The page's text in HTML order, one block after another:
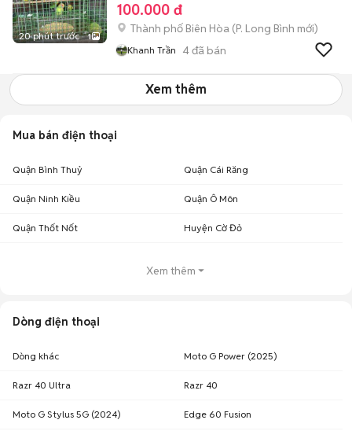
20 phút trước 1
100.000 đ
Thành phố Biên Hòa (P. Long Bình mới)
Khanh Trần 4đã bán
Xem thêm
Mua bán điện thoại
Quận Bình Thuỷ Quận Cái Răng
Quận Ninh Kiều Quận Ô Môn
Quận Thốt Nốt Huyện Cờ Đỏ
Xem thêm
Dòng điện thoại
Dòng khác Moto G Power (2025)
Razr 40 Ultra Razr 40
Moto G Stylus 5G (2024) Edge 60 Fusion